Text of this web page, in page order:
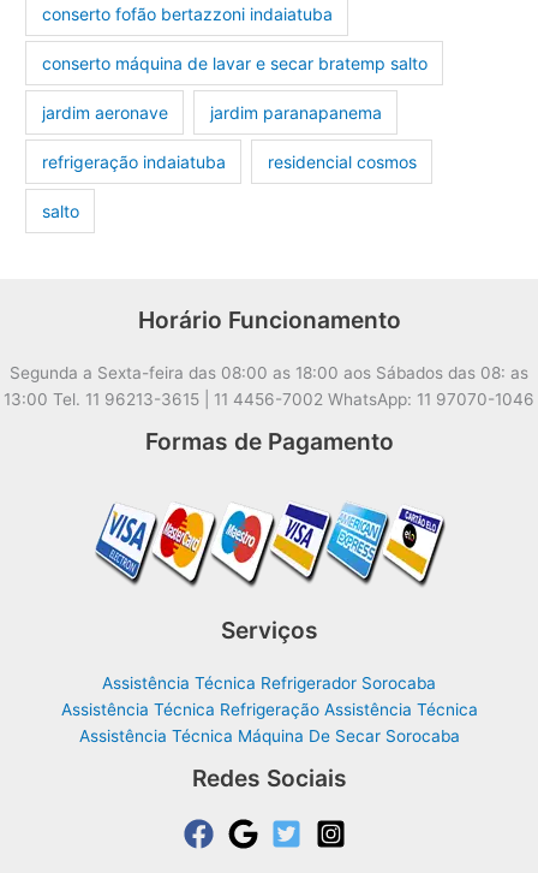
conserto fofão bertazzoni indaiatuba
conserto máquina de lavar e secar bratemp salto
jardim aeronave jardim paranapanema
refrigeração indaiatuba residencial cosmos
salto
Horário Funcionamento
Segunda a Sexta-feira das 08:00 as 18:00 aos Sábados das 08: as
13:00 Tel. 11 96213-3615 | 11 4456-7002 WhatsApp: 11 97070-1046
Formas de Pagamento
Serviços
Assistência Técnica Refrigerador Sorocaba
Assistência Técnica Refrigeração Assistência Técnica
Assistência Técnica Máquina De Secar Sorocaba
Redes Sociais